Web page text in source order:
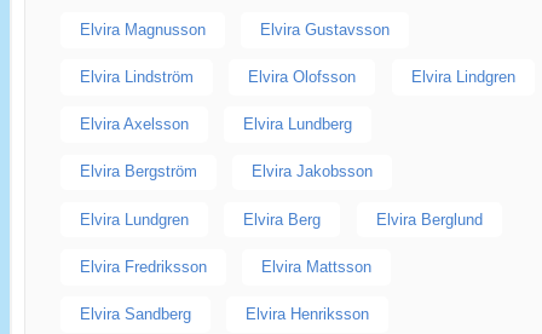
Elvira Magnusson Elvira Gustavsson
Elvira Lindström Elvira Olofsson Elvira Lindgren
Elvira Axelsson Elvira Lundberg
Elvira Bergström Elvira Jakobsson
Elvira Lundgren Elvira Berg Elvira Berglund
Elvira Fredriksson Elvira Mattsson
Elvira Sandberg Elvira Henriksson